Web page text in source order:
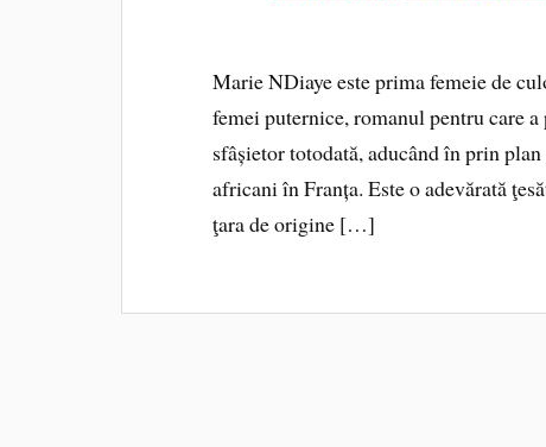
Marie NDiaye este prima femeie de
femei puternice, romanul pentru care
sfâșietor totodată, aducând în prin
africani în Franța. Este o adevărată
ţara de origine […]